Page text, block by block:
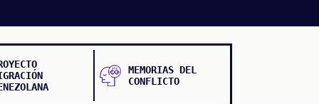
MEMORIAS DEL
CONFLICTO